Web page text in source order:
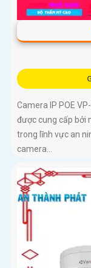
Camera IP POE
được cung cấp bởi
trong lĩnh vực an
camera...